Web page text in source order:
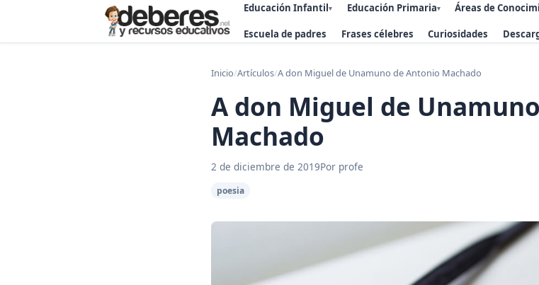
Educación Infantil▾ Educación Primaria▾ Áreas de
Escuela de padres Frases célebres Curiosidades
Inicio/Artículos/A don Miguel de Unamuno de Antonio Machado
A don Miguel de
Machado
2 de diciembre de 2019Por profe
poesia